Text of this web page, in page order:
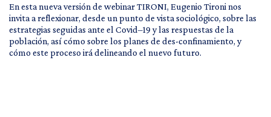
En esta nueva versión de webinar TIRONI, Eugenio Tironi nos
invita a reflexionar, desde un punto de vista sociológico, sobre las
estrategias seguidas ante el Covid–19 y las respuestas de la
población, así cómo sobre los planes de des-confinamiento, y
cómo este proceso irá delineando el nuevo futuro.